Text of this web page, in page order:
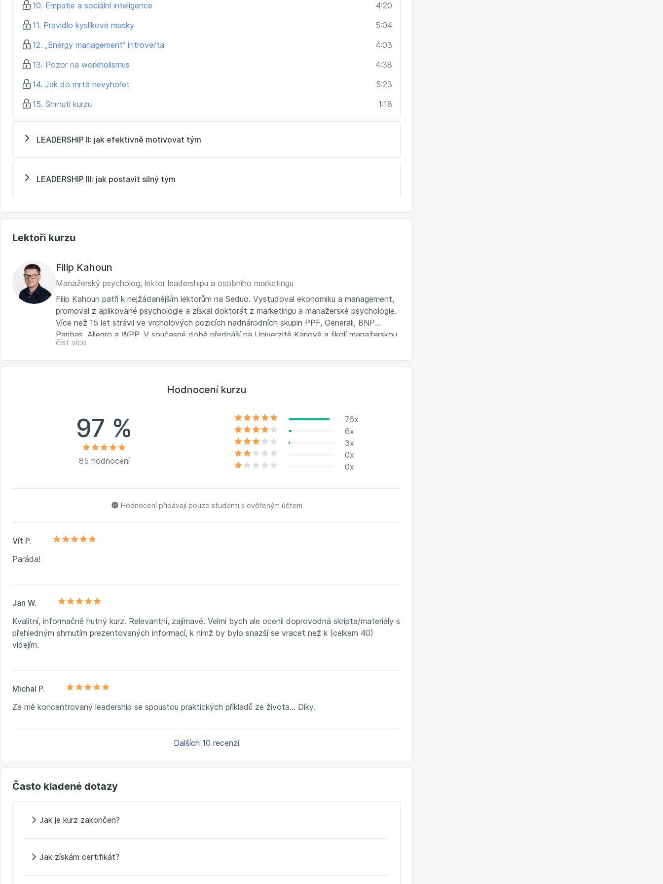
10. Empatie a sociální inteligence
4:20
11. Pravidlo kyslíkové masky
5:04
12. „Energy management“ introverta
4:03
13. Pozor na workholismus
4:38
14. Jak do mrtě nevyhořet
5:23
15. Shrnutí kurzu
1:18
LEADERSHIP II: jak efektivně motivovat tým
LEADERSHIP III: jak postavit silný tým
Lektoři kurzu
Filip Kahoun
Manažerský psycholog, lektor leadershipu a osobního marketingu
Filip Kahoun patří k nejžádanějším lektorům na Seduo. Vystudoval ekonomiku a management,
promoval z aplikované psychologie a získal doktorát z marketingu a manažerské psychologie.
Více než 15 let strávil ve vrcholových pozicích nadnárodních skupin PPF, Generali, BNP
Paribas, Allegro a WPP. V současné době přednáší na Univerzitě Karlově a školí manažerskou
psychologii pro přední světové i lokální značky. Je autorem dvoudílného knižního bestselleru
Boj o pozornost.
číst více
Hodnocení kurzu
97 %
85 hodnocení
76x
6x
3x
0x
0x
Hodnocení přidávají pouze studenti s ověřeným účtem
Vít P.
Paráda!
Jan W.
Kvalitní, informačně hutný kurz. Relevantní, zajímavé. Velmi bych ale ocenil doprovodná skripta/materiály s
přehledným shrnutím prezentovaných informací, k nimž by bylo snazší se vracet než k (celkem 40)
videjím.
Michal P.
Za mě koncentrovaný leadership se spoustou praktických příkladů ze života... Díky.
Dalších 10 recenzí
Často kladené dotazy
Jak je kurz zakončen?
Jak získám certifikát?